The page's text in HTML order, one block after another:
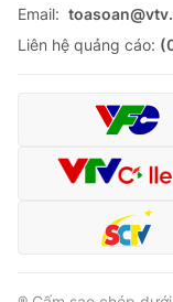
Email:
Liên hệ quảng cáo: